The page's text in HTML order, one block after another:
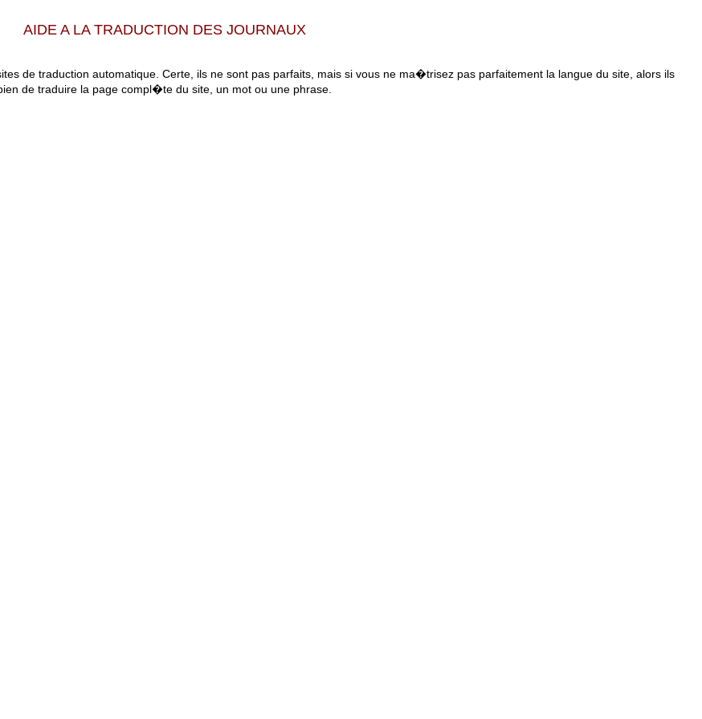
AIDE A LA TRADUCTION DES JOURNAUX
de traduction automatique. Certe, ils ne sont pas parfaits, mais si vous ne ma�trisez pas parfaitement la langue du site, alors ils
de traduire la page compl�te du site, un mot ou une phrase.